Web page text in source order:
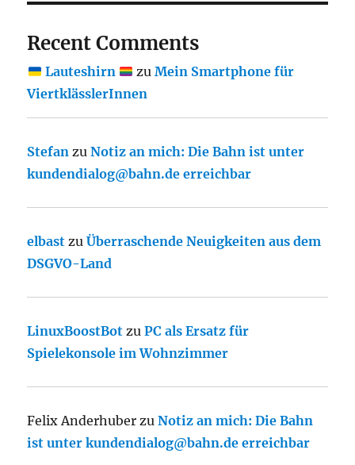
Recent Comments
Lauteshirn zu Mein Smartphone für
ViertklässlerInnen
Stefan zuNotiz an mich: Die Bahn ist unter
kundendialog@bahn.de erreichbar
elbast zuÜberraschende Neuigkeiten aus dem
DSGVO-Land
LinuxBoostBot zuPC als Ersatz für
Spielekonsole im Wohnzimmer
Felix Anderhuber zuNotiz an mich: Die Bahn
ist unter kundendialog@bahn.de erreichbar